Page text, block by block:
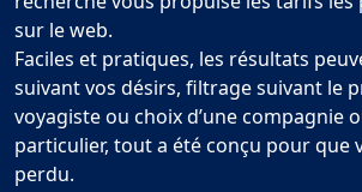
sur le web.
Faciles et pratiques, les résultats
suivant vos désirs, filtrage suivant le
voyagiste ou choix d’une compagnie
particulier, tout a été conçu pour que
perdu.